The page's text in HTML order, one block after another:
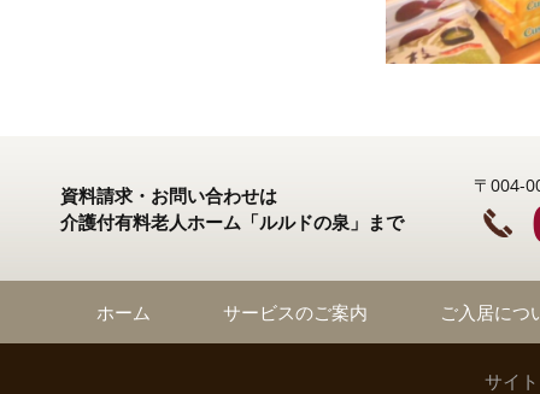
資料請求・お問い合わせは
介護付有料老人ホーム「ルルドの泉」まで
〒004-
ホーム サービスのご案内 ご入居につ
サイ